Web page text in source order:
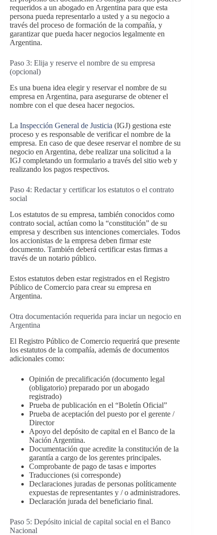
requeridos a un abogado en Argentina para que esta
persona pueda representarlo a usted y a su negocio a
través del proceso de formación de la compañía, y
garantizar que pueda hacer negocios legalmente en
Argentina.
Paso 3: Elija y reserve el nombre de su empresa
(opcional)
Es una buena idea elegir y reservar el nombre de su
empresa en Argentina, para asegurarse de obtener el
nombre con el que desea hacer negocios.
La Inspección General de Justicia (IGJ) gestiona este
proceso y es responsable de verificar el nombre de la
empresa. En caso de que desee reservar el nombre de su
negocio en Argentina, debe realizar una solicitud a la
IGJ completando un formulario a través del sitio web y
realizando los pagos respectivos.
Paso 4: Redactar y certificar los estatutos o el contrato
social
Los estatutos de su empresa, también conocidos como
contrato social, actúan como la “constitución” de su
empresa y describen sus intenciones comerciales. Todos
los accionistas de la empresa deben firmar este
documento. También deberá certificar estas firmas a
través de un notario público.
Estos estatutos deben estar registrados en el Registro
Público de Comercio para crear su empresa en
Argentina.
Otra documentación requerida para inciar un negocio en
Argentina
El Registro Público de Comercio requerirá que presente
los estatutos de la compañía, además de documentos
adicionales como:
Opinión de precalificación (documento legal
(obligatorio) preparado por un abogado
registrado)
Prueba de publicación en el “Boletín Oficial”
Prueba de aceptación del puesto por el gerente /
Director
Apoyo del depósito de capital en el Banco de la
Nación Argentina.
Documentación que acredite la constitución de la
garantía a cargo de los gerentes principales.
Comprobante de pago de tasas e importes
Traducciones (si corresponde)
Declaraciones juradas de personas políticamente
expuestas de representantes y / o administradores.
Declaración jurada del beneficiario final.
Paso 5: Depósito inicial de capital social en el Banco
Nacional